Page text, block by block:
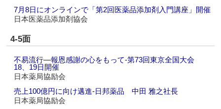
7月8日にオンラインで「第2回医薬品添加剤入門講座」開催
日本医薬品添加剤協会
4-5面
不易流行―報恩感謝の心をもって‐第73回東京全国大会
18、19日開催
日本薬局協励会
売上100億円に向け邁進‐日邦薬品 中田 雅之社長
日本薬局協励会